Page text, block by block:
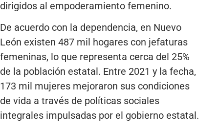
dirigidos al empoderamiento femenino.
De acuerdo con la dependencia, en Nuevo
León existen 487 mil hogares con jefaturas
femeninas, lo que representa cerca del 25%
de la población estatal. Entre 2021 y la fecha,
173 mil mujeres mejoraron sus condiciones
de vida a través de políticas sociales
integrales impulsadas por el gobierno estatal.